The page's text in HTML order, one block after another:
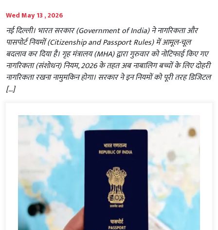
Wed May 13 , 2026
नई दिल्ली। भारत सरकार (Government of India) ने नागरिकता और
पासपोर्ट नियमों (Citizenship and Passport Rules) में आमूल-चूल
बदलाव कर दिया है। गृह मंत्रालय (MHA) द्वारा गुरुवार को नोटिफाई किए गए
नागरिकता (संशोधन) नियम, 2026 के तहत अब नाबालिग बच्चों के लिए दोहरी
नागरिकता रखना नामुमकिन होगा। सरकार ने इन नियमों को पूरी तरह डिजिटल
[…]